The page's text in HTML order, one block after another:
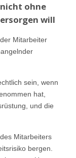
ohne
will
Mitarbeiter
sein, wenn
hat,
und die
Mitarbeiters
bergen.